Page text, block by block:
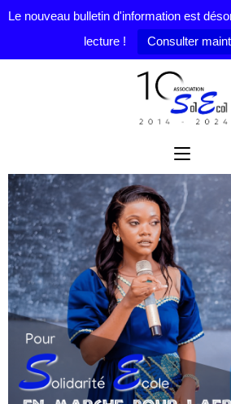
Le nouveau bulletin d'information est
lecture !
Consulter